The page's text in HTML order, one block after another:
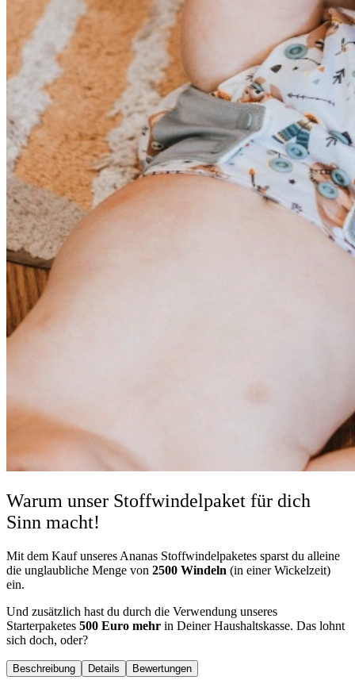
Warum unser Stoffwindelpaket für dich
Sinn macht!
Mit dem Kauf unseres Ananas Stoffwindelpaketes sparst du alleine
die unglaubliche Menge von 2500 Windeln (in einer Wickelzeit)
ein.
Und zusätzlich hast du durch die Verwendung unseres
Starterpaketes 500 Euro mehr in Deiner Haushaltskasse. Das lohnt
sich doch, oder?
Beschreibung Details Bewertungen